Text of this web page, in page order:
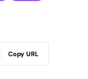
Copy URL